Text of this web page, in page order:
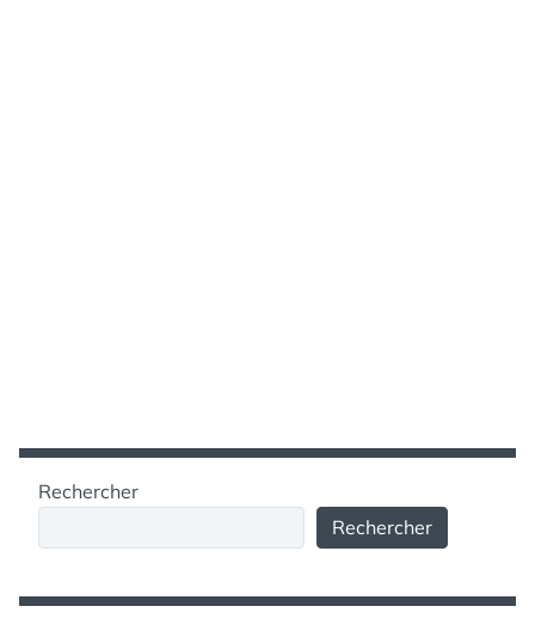
Rechercher
Rechercher